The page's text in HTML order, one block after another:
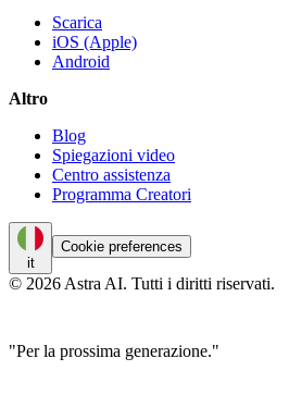
Scarica
iOS (Apple)
Android
Altro
Blog
Spiegazioni video
Centro assistenza
Programma Creatori
it
Cookie preferences
© 2026 Astra AI. Tutti i diritti riservati.
"Per la prossima generazione."